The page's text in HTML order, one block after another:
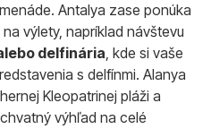
Antalya zase ponúka
výlety, napríklad návštevu
delfinária, kde si vaše
s delfínmi. Alanya
Kleopatrinej pláži a
výhľad na celé